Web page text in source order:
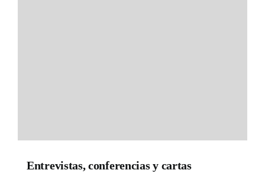
Entrevistas, conferencias y cartas